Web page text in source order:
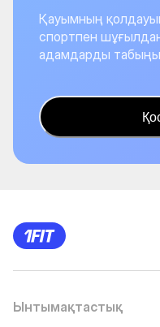
Қауымның қолдауын
спортпен
адамдарды
Ынтымақтастық